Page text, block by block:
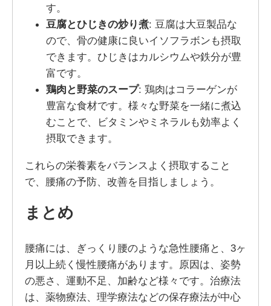
す。
豆腐とひじきの炒り煮: 豆腐は大豆製品な
ので、骨の健康に良いイソフラボンも摂取
できます。ひじきはカルシウムや鉄分が豊
富です。
鶏肉と野菜のスープ: 鶏肉はコラーゲンが
豊富な食材です。様々な野菜を一緒に煮込
むことで、ビタミンやミネラルも効率よく
摂取できます。
これらの栄養素をバランスよく摂取すること
で、腰痛の予防、改善を目指しましょう。
まとめ
腰痛には、ぎっくり腰のような急性腰痛と、3ヶ
月以上続く慢性腰痛があります。原因は、姿勢
の悪さ、運動不足、加齢など様々です。治療法
は、薬物療法、理学療法などの保存療法が中心